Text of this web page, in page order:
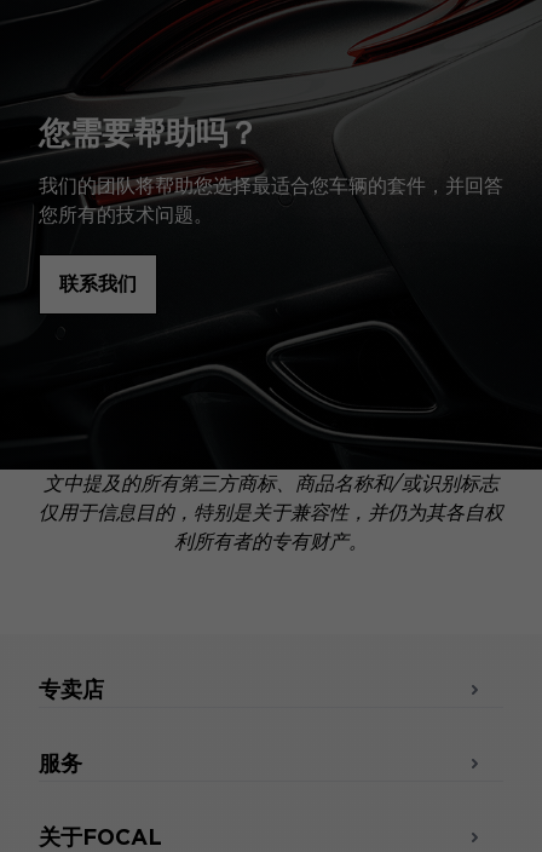
您需要帮助吗？
我们的团队将帮助您选择最适合您车辆的套件，并回答
您所有的技术问题。
联系我们
文中提及的所有第三方商标、商品名称和/或识别标志
仅用于信息目的，特别是关于兼容性，并仍为其各自权
利所有者的专有财产。
专卖店
服务
关于FOCAL